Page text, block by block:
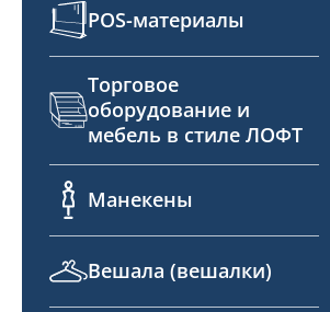
POS-материалы
Торговое
оборудование и
мебель в стиле ЛОФТ
Манекены
Вешала (вешалки)